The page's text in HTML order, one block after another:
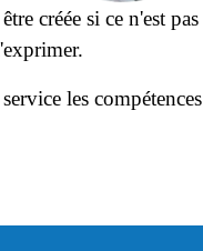
créée si ce n'est pas
les compétences